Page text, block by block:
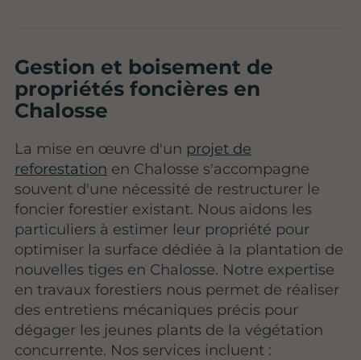
Gestion et boisement de
propriétés foncières en
Chalosse
La mise en œuvre d'un projet de
reforestation en Chalosse s'accompagne
souvent d'une nécessité de restructurer le
foncier forestier existant. Nous aidons les
particuliers à estimer leur propriété pour
optimiser la surface dédiée à la plantation de
nouvelles tiges en Chalosse. Notre expertise
en travaux forestiers nous permet de réaliser
des entretiens mécaniques précis pour
dégager les jeunes plants de la végétation
concurrente. Nos services incluent :